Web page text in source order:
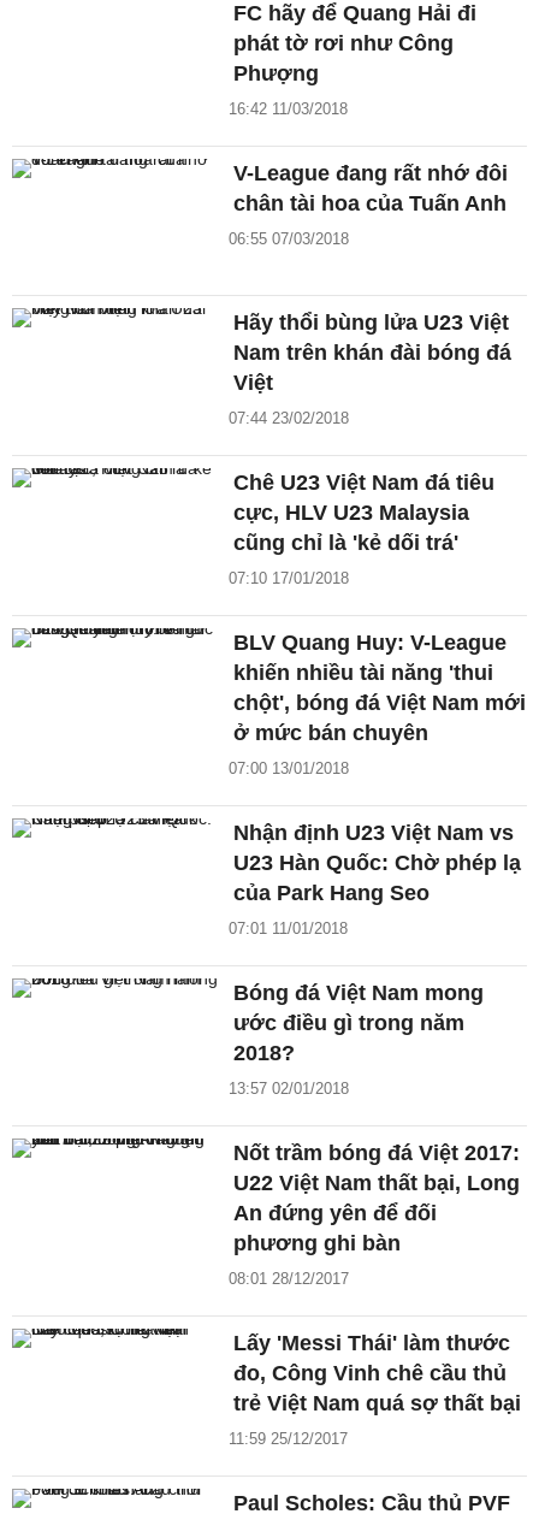
FC hãy để Quang Hải đi
phát tờ rơi như Công
Phượng
16:42 11/03/2018
V-League đang rất nhớ đôi
chân tài hoa của Tuấn Anh
06:55 07/03/2018
Hãy thổi bùng lửa U23 Việt
Nam trên khán đài bóng đá
Việt
07:44 23/02/2018
Chê U23 Việt Nam đá tiêu
cực, HLV U23 Malaysia
cũng chỉ là 'kẻ dối trá'
07:10 17/01/2018
BLV Quang Huy: V-League
khiến nhiều tài năng 'thui
chột', bóng đá Việt Nam mới
ở mức bán chuyên
07:00 13/01/2018
Nhận định U23 Việt Nam vs
U23 Hàn Quốc: Chờ phép lạ
của Park Hang Seo
07:01 11/01/2018
Bóng đá Việt Nam mong
ước điều gì trong năm
2018?
13:57 02/01/2018
Nốt trầm bóng đá Việt 2017:
U22 Việt Nam thất bại, Long
An đứng yên để đối
phương ghi bàn
08:01 28/12/2017
Lấy 'Messi Thái' làm thước
đo, Công Vinh chê cầu thủ
trẻ Việt Nam quá sợ thất bại
11:59 25/12/2017
Paul Scholes: Cầu thủ PVF